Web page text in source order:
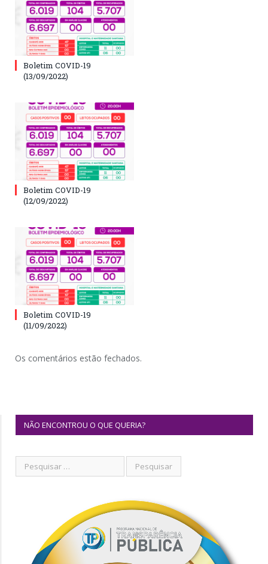
Boletim COVID-19
(13/09/2022)
Boletim COVID-19
(12/09/2022)
Boletim COVID-19
(11/09/2022)
Os comentários estão fechados.
NÃO ENCONTROU O QUE QUERIA?